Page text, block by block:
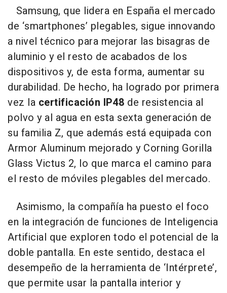
Samsung, que lidera en España el mercado
de ‘smartphones’ plegables, sigue innovando
a nivel técnico para mejorar las bisagras de
aluminio y el resto de acabados de los
dispositivos y, de esta forma, aumentar su
durabilidad. De hecho, ha logrado por primera
vez la certificación IP48 de resistencia al
polvo y al agua en esta sexta generación de
su familia Z, que además está equipada con
Armor Aluminum mejorado y Corning Gorilla
Glass Victus 2, lo que marca el camino para
el resto de móviles plegables del mercado.
Asimismo, la compañía ha puesto el foco
en la integración de funciones de Inteligencia
Artificial que exploren todo el potencial de la
doble pantalla. En este sentido, destaca el
desempeño de la herramienta de ‘Intérprete’,
que permite usar la pantalla interior y